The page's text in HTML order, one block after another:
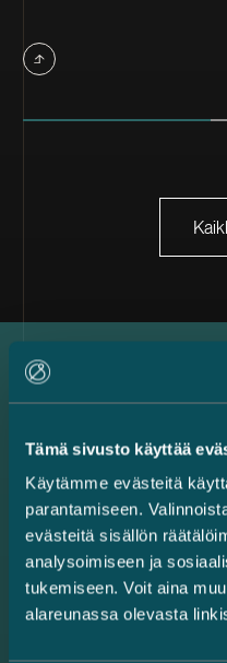
Tämä sivusto käyttää
Käytämme evästeitä
parantamiseen.
evästeitä sisällön
analysoimiseen ja
tukemiseen. Voit aina
alareunassa olevasta
Uusimmat